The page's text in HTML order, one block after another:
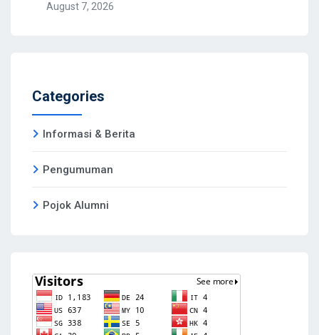
August 7, 2026
Categories
Informasi & Berita
Pengumuman
Pojok Alumni